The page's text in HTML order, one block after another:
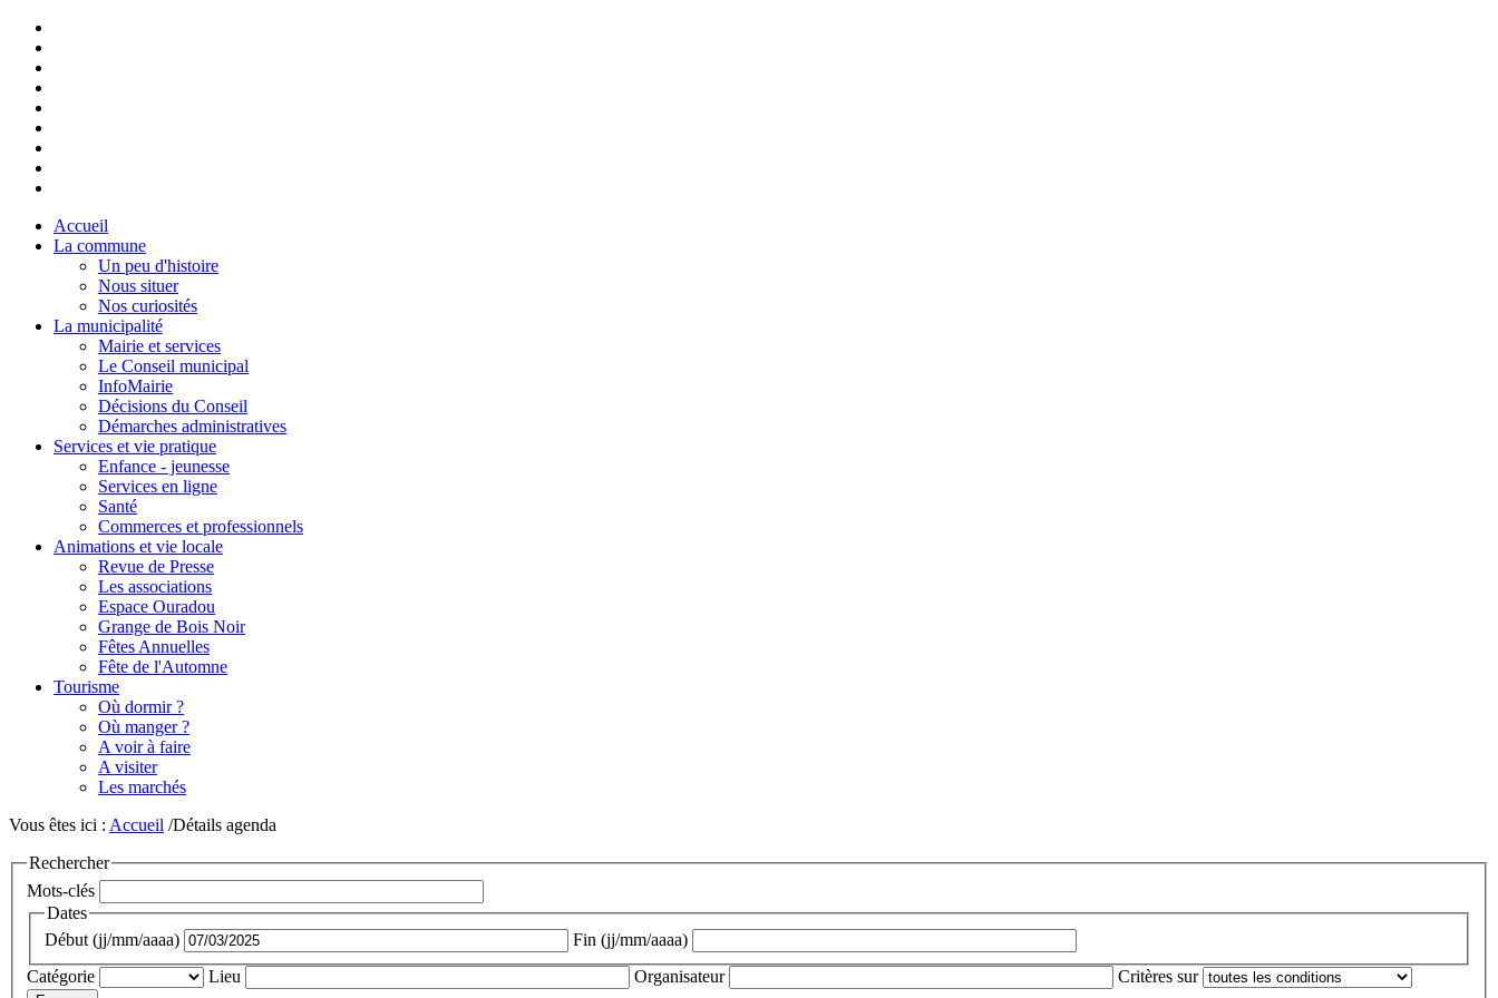
Accueil
La commune
Un peu d'histoire
Nous situer
Nos curiosités
La municipalité
Mairie et services
Le Conseil municipal
InfoMairie
Décisions du Conseil
Démarches administratives
Services et vie pratique
Enfance - jeunesse
Services en ligne
Santé
Commerces et professionnels
Animations et vie locale
Revue de Presse
Les associations
Espace Ouradou
Grange de Bois Noir
Fêtes Annuelles
Fête de l'Automne
Tourisme
Où dormir ?
Où manger ?
A voir à faire
A visiter
Les marchés
Vous êtes ici : Accueil /Détails agenda
Rechercher
Mots-clés
Dates
Début (jj/mm/aaaa)
Fin (jj/mm/aaaa)
Catégorie
Lieu Organisateur Critères sur